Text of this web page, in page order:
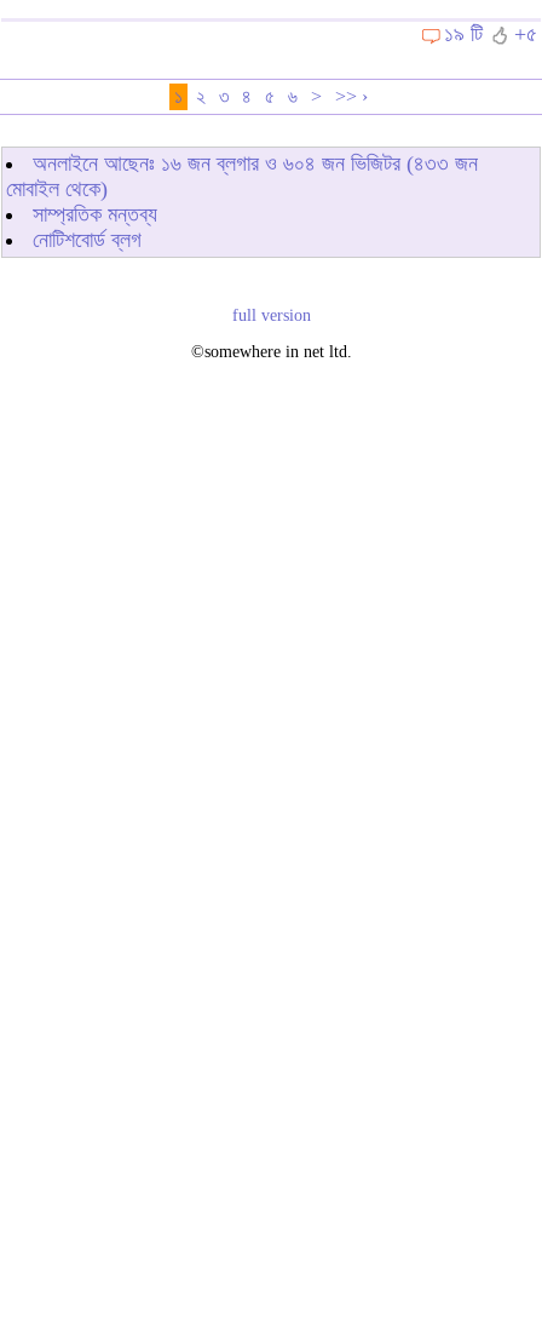
১৯ টি
+৫
১ ২ ৩ ৪ ৫ ৬ > >> ›
অনলাইনে আছেনঃ ১৬ জন ব্লগার ও ৬০৪ জন ভিজিটর (৪৩৩ জন
মোবাইল থেকে)
সাম্প্রতিক মন্তব্য
নোটিশবোর্ড ব্লগ
full version
©somewhere in net ltd.